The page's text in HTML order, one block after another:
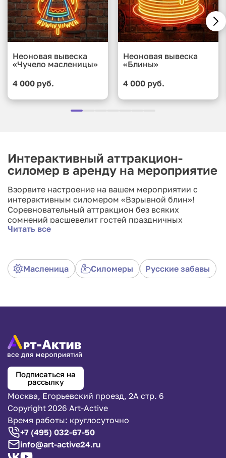
Неоновая вывеска
«Чучело масленицы»
4 000 руб.
Неоновая вывеска
«Блины»
4 000 руб.
Интерактивный аттракцион-
силомер в аренду на мероприятие
Взорвите настроение на вашем мероприятии с
интерактивным силомером «Взрывной блин»!
Соревновательный аттракцион без всяких
сомнений расшевелит гостей праздничных
гуляний. Во-первых, силомер заставит игроков
качать насос, чтобы быстрее остальных лопнуть
воздушный шарик. Во-вторых, соревновательный
дух состязания добавит азарта и веселья всему
Читать все
Масленица Силомеры Русские забавы
Подписаться на
рассылку
Москва, Егорьевский проезд, 2А стр. 6
Copyright 2026 Art-Active
Время работы: круглосуточно
+7 (495) 032-67-50
info@art-active24.ru